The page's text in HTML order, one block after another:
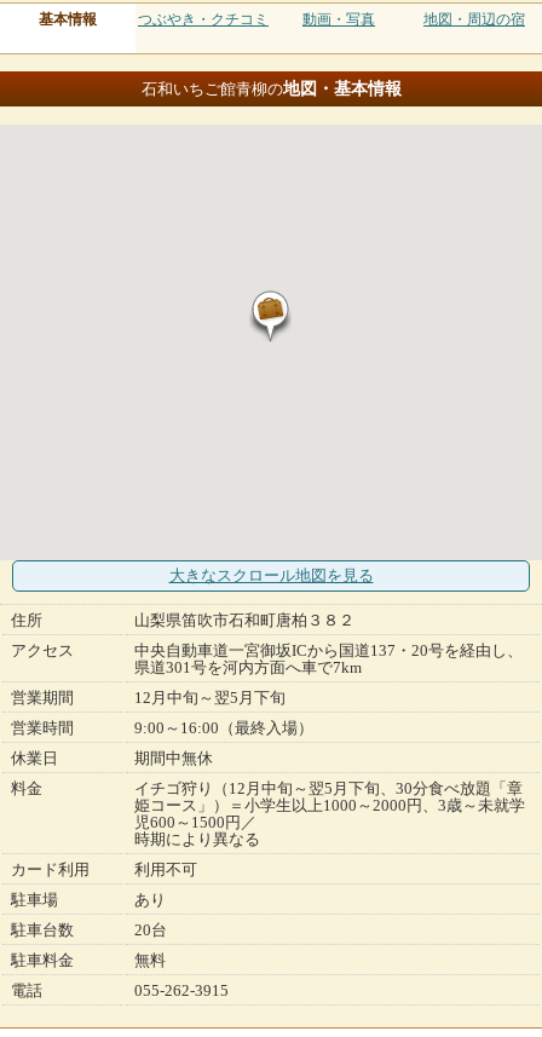
基本情報 つぶやき・クチコミ 動画・写真 地図・周辺の宿
石和いちご館青柳の地図・基本情報
大きなスクロール地図 を見る
住所
山梨県笛吹市石和町唐柏３８２
アクセス
中央自動車道一宮御坂ICから国道137・20号を経由し、
県道301号を河内方面へ車で7km
営業期間
12月中旬～翌5月下旬
営業時間
9:00～16:00（最終入場）
休業日
期間中無休
料金
イチゴ狩り（12月中旬～翌5月下旬、30分食べ放題「章
姫コース」）＝小学生以上1000～2000円、3歳～未就学
児600～1500円／
時期により異なる
カード利用
利用不可
駐車場
あり
駐車台数
20台
駐車料金
無料
電話
055-262-3915